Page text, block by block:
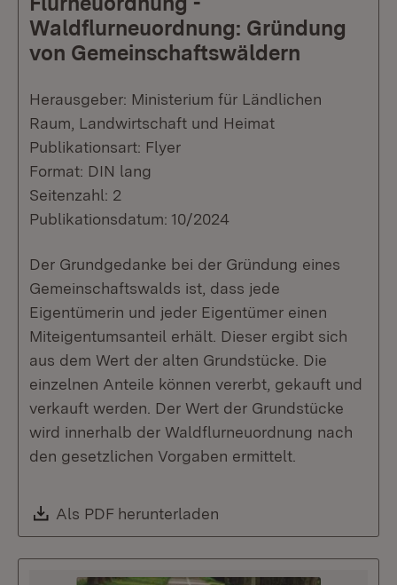
Waldflurneuordnung: Gründung
von Gemeinschaftswäldern
Herausgeber: Ministerium für Ländlichen
Raum, Landwirtschaft und Heimat
Publikationsart: Flyer
Format: DIN lang
Seitenzahl: 2
Publikationsdatum: 10/2024
Der Grundgedanke bei der Gründung eines
Gemeinschaftswalds ist, dass jede
Eigentümerin und jeder Eigentümer einen
Miteigentumsanteil erhält. Dieser ergibt sich
aus dem Wert der alten Grundstücke. Die
einzelnen Anteile können vererbt, gekauft und
verkauft werden. Der Wert der Grundstücke
wird innerhalb der Waldflurneuordnung nach
den gesetzlichen Vorgaben ermittelt.
Download:
Als PDF herunterladen